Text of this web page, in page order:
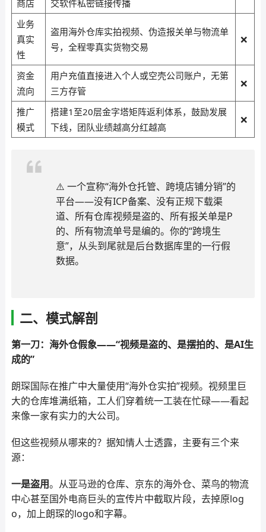
商店 交软件私密链接传播
业务
真实
性
盗用海外仓库实拍视频、伪造报关单与物流单
号，全程零真实货物交易
❌
资金
流向
用户充值直接进入个人或空壳公司账户，无第
三方存管
❌
推广
模式
搭建1至20层金字塔矩阵返利体系，鼓励发展
下线，团队业绩越高分红越高
❌
⚠️ 一个宣称“海外仓托管、跨境店铺分销”的
平台——没有ICP备案、没有正规下载渠
道、所有仓库视频是盗的、所有报关单是P
的、所有物流单号是编的。你的“跨境生
意”，从头到尾就是后台数据库里的一行假
数据。
二、模式解剖
第一刀：海外仓假象——“视频是盗的、是摆拍的、是AI生
成的”
朗琛国际在推广中大量使用“海外仓实拍”视频。视频里巨
大的仓库堆满纸箱，工人们穿着统一工装在忙碌——看起
来像一家有实力的大公司。
但这些视频从哪来的？据知情人士透露，主要有三个来
源：
一是盗用。从亚马逊的仓库、京东的海外仓、菜鸟的物流
中心甚至国外电商巨头的宣传片中截取片段，去掉原log
o，加上朗琛的logo和字幕。